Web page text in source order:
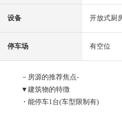
设备 开放式厨
停车场 有空位
－房源的推荐焦点-
▼建筑物的特徴
・能停车1台(车型限制有)